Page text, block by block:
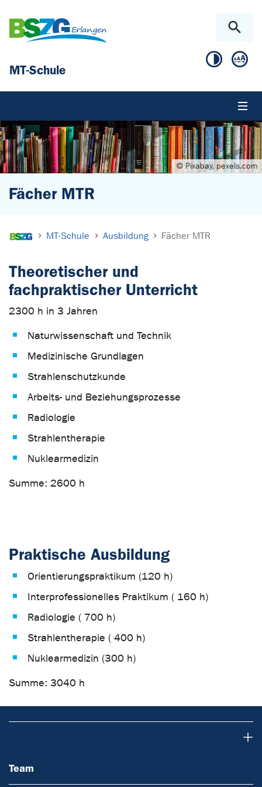
MT-Schule
© Pixabay, pexels.com
Fächer MTR
MT-Schule Ausbildung Fächer MTR
Theoretischer und
fachpraktischer Unterricht
2300 h in 3 Jahren
Naturwissenschaft und Technik
Medizinische Grundlagen
Strahlenschutzkunde
Arbeits- und Beziehungsprozesse
Radiologie
Strahlentherapie
Nuklearmedizin
Summe: 2600 h
Praktische Ausbildung
Orientierungspraktikum (120 h)
Interprofessionelles Praktikum ( 160 h)
Radiologie ( 700 h)
Strahlentherapie ( 400 h)
Nuklearmedizin (300 h)
Summe: 3040 h
Team